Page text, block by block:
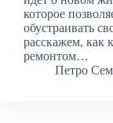
которое
обустраивать
расскажем, как
ремонтом…
Петро